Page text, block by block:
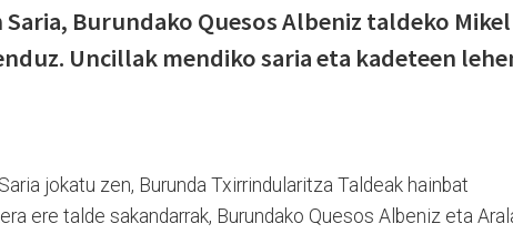
Burundako Quesos Albeniz taldeko Mikel
Uncillak mendiko saria eta kadeteen
jokatu zen, Burunda Txirrindularitza Taldeak hainbat
ere talde sakandarrak, Burundako Quesos Albeniz eta